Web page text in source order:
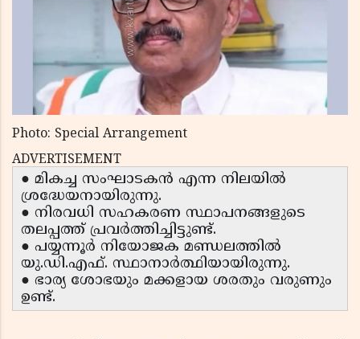
Photo: Special Arrangement
ADVERTISEMENT
● മികച്ച സംഘാടകൻ എന്ന നിലയിൽ
ശ്രദ്ധേയനായിരുന്നു.
● നിരവധി സഹകരണ സ്ഥാപനങ്ങളുടെ
തലപ്പത്ത് പ്രവർത്തിച്ചിട്ടുണ്ട്.
● പയ്യന്നൂർ നിയോജക മണ്ഡലത്തിൽ
യു.ഡി.എഫ്. സ്ഥാനാർത്ഥിയായിരുന്നു.
● ഭാര്യ ശോഭയും മക്കളായ ശരതും വരുണും
ഉണ്ട്.